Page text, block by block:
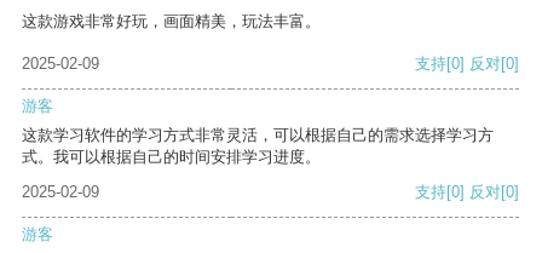
这款游戏非常好玩，画面精美，玩法丰富。
2025-02-09 支持[0] 反对[0]
游客
这款学习软件的学习方式非常灵活，可以根据自己的需求选择学习方
式。我可以根据自己的时间安排学习进度。
2025-02-09
支持[0] 反对[0]
游客